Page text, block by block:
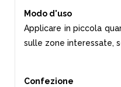
Modo d'uso
Applicare in piccola
sulle zone interessate,
Confezione